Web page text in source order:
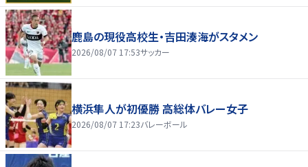
鹿島の現役高校生・吉田湊海がスタメン
2026/08/07 17:53サッカー
横浜隼人が初優勝 高総体バレー女子
2026/08/07 17:23バレーボール